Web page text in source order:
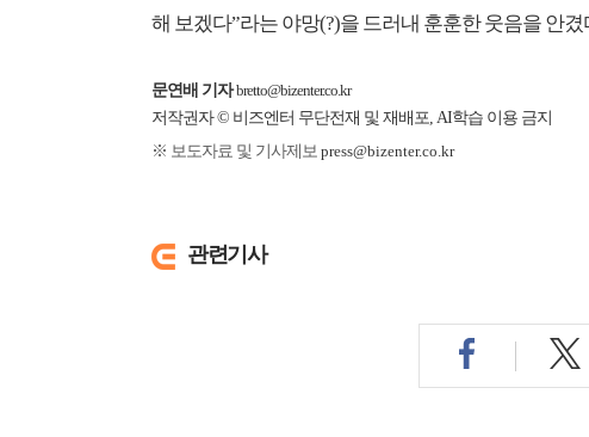
해 보겠다”라는 야망(?)을 드러내 훈훈한 웃음을 안
문연배 기자 bretto@bizenter.co.kr
저작권자 © 비즈엔터 무단전재 및 재배포, AI학습 이용 금지
※ 보도자료 및 기사제보 press@bizenter.co.kr
관련기사